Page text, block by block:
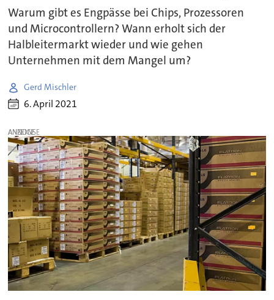
Warum gibt es Engpässe bei Chips, Prozessoren
und Microcontrollern? Wann erholt sich der
Halbleitermarkt wieder und wie gehen
Unternehmen mit dem Mangel um?
Gerd Mischler
6. April 2021
ANZEIGE